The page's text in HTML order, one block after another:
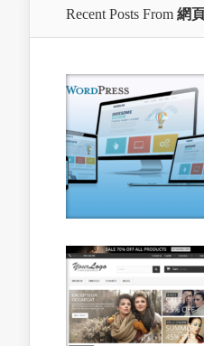
Recent Posts From 網